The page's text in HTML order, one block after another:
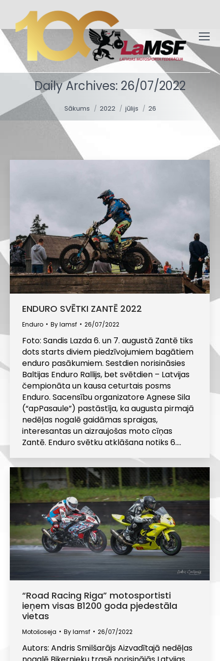
Daily Archives: 26/07/2022
Sākums 2022 jūlijs 26
ENDURO SVĒTKI ZANTĒ 2022
Enduro Bylamsf 26/07/2022
Foto: Sandis Lazda 6. un 7. augustā Zantē tiks
dots starts diviem piedzīvojumiem bagātiem
enduro pasākumiem. Sestdien norisināsies
Baltijas Enduro Rallijs, bet svētdien – Latvijas
čempionāta un kausa ceturtais posms
Enduro. Sacensību organizatore Agnese Sila
(“apPasaule”) pastāstīja, ka augusta pirmajā
nedēļas nogalē gaidāmas spraigas,
interesantas un aizraujošas moto cīņas
Zantē. Enduro svētku atklāšana notiks 6.…
“Road Racing Riga” motosportisti
ieņem visas B1200 goda pjedestāla
vietas
Motošoseja Bylamsf 26/07/2022
Autors: Andris Smilšarājs Aizvadītajā nedēļas